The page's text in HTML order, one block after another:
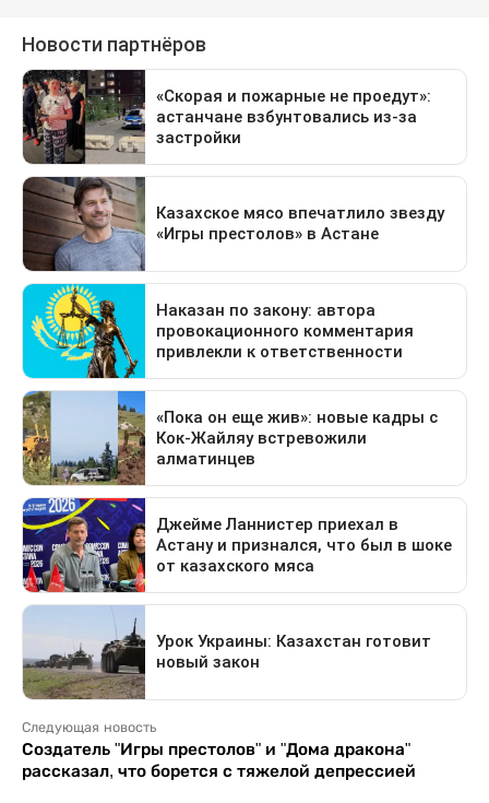
Следующая новость
Создатель "Игры престолов" и "Дома дракона"
рассказал, что борется с тяжелой депрессией